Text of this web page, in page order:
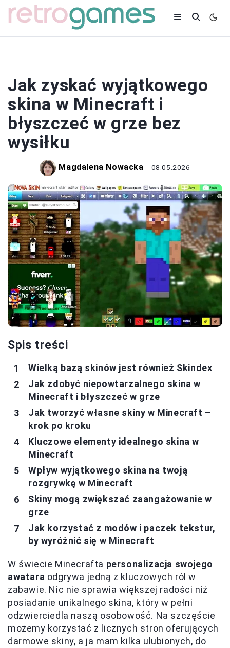
Jak zyskać wyjątkowego
skina w Minecraft i
błyszczeć w grze bez
wysiłku
Magdalena Nowacka 08.05.2026
Spis treści
Wielką bazą skinów jest również Skindex
Jak zdobyć niepowtarzalnego skina w
Minecraft i błyszczeć w grze
Jak tworzyć własne skiny w Minecraft –
krok po kroku
Kluczowe elementy idealnego skina w
Minecraft
Wpływ wyjątkowego skina na twoją
rozgrywkę w Minecraft
Skiny mogą zwiększać zaangażowanie w
grze
Jak korzystać z modów i paczek tekstur,
by wyróżnić się w Minecraft
W świecie Minecrafta personalizacja swojego
awatara odgrywa jedną z kluczowych ról w
zabawie. Nic nie sprawia większej radości niż
posiadanie unikalnego skina, który w pełni
odzwierciedla naszą osobowość. Na szczęście
możemy korzystać z licznych stron oferujących
darmowe skiny, a ja mam kilka ulubionych, do